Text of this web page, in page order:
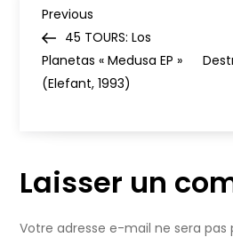
N
a
g
a
Previous
Post
Previous
45 TOURS: Los
Planetas « Medusa EP »
(Elefant, 1993)
Laisser un
Votre adresse e-mail ne sera pas